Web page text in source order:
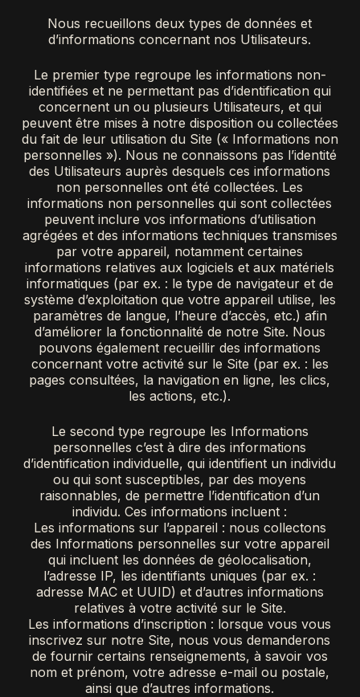
Nous recueillons deux types de données et
d’informations concernant nos Utilisateurs.
Le premier type regroupe les informations non-
identifiées et ne permettant pas d’identification qui
concernent un ou plusieurs Utilisateurs, et qui
peuvent être mises à notre disposition ou collectées
du fait de leur utilisation du Site (« Informations non
personnelles »). Nous ne connaissons pas l’identité
des Utilisateurs auprès desquels ces informations
non personnelles ont été collectées. Les
informations non personnelles qui sont collectées
peuvent inclure vos informations d’utilisation
agrégées et des informations techniques transmises
par votre appareil, notamment certaines
informations relatives aux logiciels et aux matériels
informatiques (par ex. : le type de navigateur et de
système d’exploitation que votre appareil utilise, les
paramètres de langue, l’heure d’accès, etc.) afin
d’améliorer la fonctionnalité de notre Site. Nous
pouvons également recueillir des informations
concernant votre activité sur le Site (par ex. : les
pages consultées, la navigation en ligne, les clics,
les actions, etc.).
Le second type regroupe les Informations
personnelles c’est à dire des informations
d’identification individuelle, qui identifient un individu
ou qui sont susceptibles, par des moyens
raisonnables, de permettre l’identification d’un
individu. Ces informations incluent :
Les informations sur l’appareil : nous collectons
des Informations personnelles sur votre appareil
qui incluent les données de géolocalisation,
l’adresse IP, les identifiants uniques (par ex. :
adresse MAC et UUID) et d’autres informations
relatives à votre activité sur le Site.
Les informations d’inscription : lorsque vous vous
inscrivez sur notre Site, nous vous demanderons
de fournir certains renseignements, à savoir vos
nom et prénom, votre adresse e-mail ou postale,
ainsi que d’autres informations.